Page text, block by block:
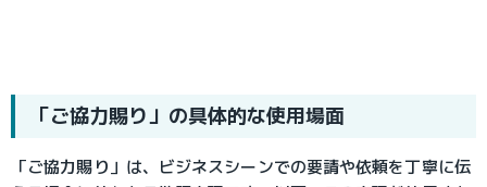
「ご協力賜り」の具体的な使用場面
「ご協力賜り」は、ビジネスシーンでの要請や依頼を丁寧に伝